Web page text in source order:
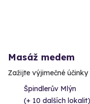
Masáž medem
Zažijte výjimečné
Špindlerův Mlýn
(+ 10 dalších lokalit)